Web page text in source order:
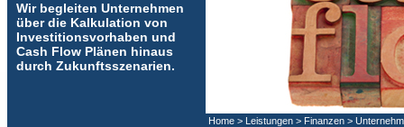
Home > Leistungen > Finanzen >
Wir begleiten Unternehmen
über die Kalkulation von
Investitionsvorhaben und
Cash Flow Plänen hinaus
durch Zukunftsszenarien.